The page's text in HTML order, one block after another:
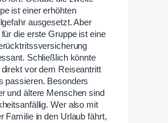
ist einer erhöhten
ausgesetzt. Aber
die erste Gruppe ist eine
Schließlich könnte
vor dem Reiseantritt
passieren. Besonders
und ältere Menschen sind
Wer also mit
Familie in den Urlaub fährt,